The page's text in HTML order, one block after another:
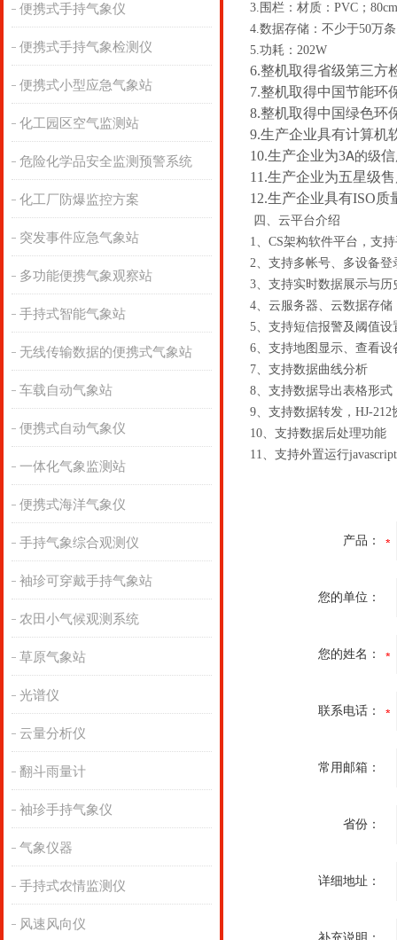
便携式手持气象仪
便携式手持气象检测仪
便携式小型应急气象站
化工园区空气监测站
危险化学品安全监测预警系统
化工厂防爆监控方案
突发事件应急气象站
多功能便携气象观察站
手持式智能气象站
无线传输数据的便携式气象站
车载自动气象站
便携式自动气象仪
一体化气象监测站
便携式海洋气象仪
手持气象综合观测仪
袖珍可穿戴手持气象站
农田小气候观测系统
草原气象站
光谱仪
云量分析仪
翻斗雨量计
袖珍手持气象仪
气象仪器
手持式农情监测仪
风速风向仪
3.围栏：材质：PVC；
4.数据存储：不少于50万
5.功耗：202W
6.整机取得省级第三方
7.整机取得中国节能环
8.整机取得中国绿色环
9.生产企业具有计算机
10.生产企业为3A的级
11.生产企业为五星级
12.生产企业具有ISO
四、云平台介绍
1、CS架构软件平台，支
2、支持多帐号、多设备
3、支持实时数据展示与
4、云服务器、云数据存
5、支持短信报警及阈值
6、支持地图显示、查看
7、支持数据曲线分析
8、支持数据导出表格形
9、支持数据转发，HJ-
10、支持数据后处理功能
11、支持外置运行
产品：
您的单位：
您的姓名：
联系电话：
常用邮箱：
省份：
详细地址：